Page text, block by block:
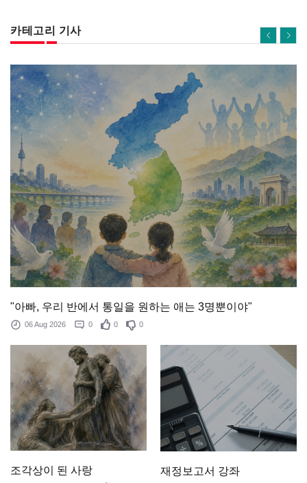
카테고리 기사
"아빠, 우리 반에서 통일을 원하는 애는 3명뿐이야"
06 Aug 2026 0 0 0
조각상이 된 사랑 재정보고서 강좌